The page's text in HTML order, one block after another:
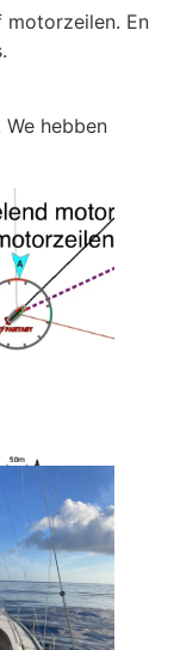
motorzeilen. En
hebben